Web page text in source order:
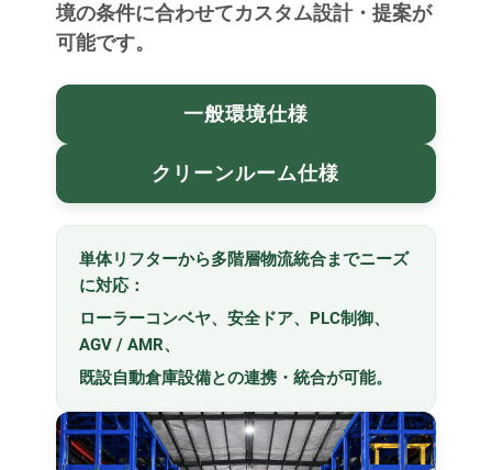
境の条件に合わせてカスタム設計・提案が
可能です。
一般環境仕様
クリーンルーム仕様
単体リフターから多階層物流統合までニーズ
に対応：
ローラーコンベヤ、安全ドア、PLC制御、
AGV / AMR、
既設自動倉庫設備との連携・統合が可能。
クリーンルーム組立システム
ASRS自動倉庫システム
コンベアシステムモジュール
ビデオゾーン
お問い合わせ
ログイン 新規登録